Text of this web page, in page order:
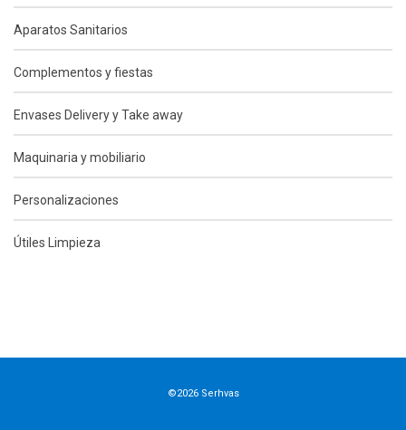
Aparatos Sanitarios
Complementos y fiestas
Envases Delivery y Take away
Maquinaria y mobiliario
Personalizaciones
Útiles Limpieza
©2026 Serhvas